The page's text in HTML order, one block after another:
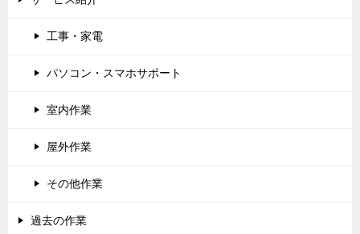
工事・家電
パソコン・スマホサポート
室内作業
屋外作業
その他作業
過去の作業